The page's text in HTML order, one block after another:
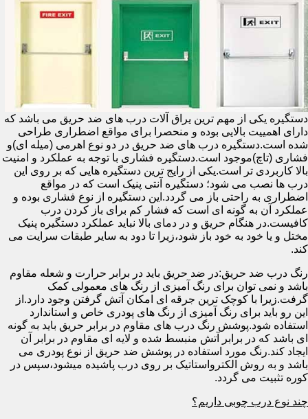
دستگیره یکی از مهم ترین یراق آلات درب های ضد حریق می باشد که
دارای اهمییت بالایی بوده و منحصرا برای مواقع اضطراری طراحی
شده است.دستگیره درب های ضد حریق در دو نوع اهرمی (میله ای)و
فشاری (تاچ)موجود است.دستگیره فشاری با توجه به عملکرد و امنیت
بالا کاربردی تر است.یکی از رایج ترین دستگیره هایی که بر روی این
درب ها نصب می شود؛ دستگیره آنتی پنیک است که در مواقع
اضطراری به راحتی باز می گردد.این دستگیره از نوع فشاری بوده و
عملکرد آن به گونه ای است که فشار کم برای باز کردن درب
کافیست.در هنگام حریق و در دمای بالا نباید عملکرد دستگیره پنیک
مختل و یا خود به خود باز شود،زیرا تا دود به سایر طبقات سرایت می
کند.
رنگ درب ضد حریق:در ضد حریق باید در برابر حرارت و شعله مقاوم
باشد و نمی توان برای رنگ آمیزی از رنگ های معمولی کمک
گرفت.زیرا با کوچک ترین جرقه ای امکان آتش گرفتن وجود دارد.از
این رو باید برای رنگ آمیزی از رنگ های پودری خاص و استاندارد
استفاده شود.پوشش رنگ درب های مقاوم در برابر حریق باید به گونه
ای باشد که در برابر آتش منبسط شده و لایه ای مقاوم در برابر آن
ایجاد کند.رنگ مورد استفاده در پوشش ضد حریق از نوع پودری می
باشد و به روش الکترواستاتیک بر روی درب پاشیده میشود،سپس در
کوره تثبیت می گردد.
چند نوع درب چوبی داریم؟